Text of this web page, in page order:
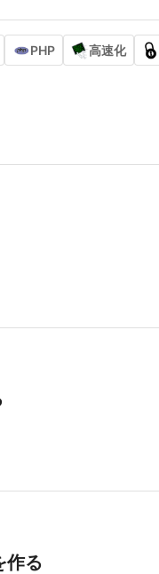
PHP 高速化
作る